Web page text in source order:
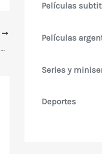
4 por Texas (Frank Sinatra y Dean Martin)
Películas
Películas
Series y
Deportes